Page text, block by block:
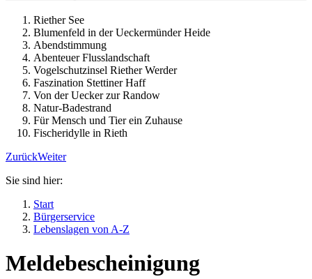
Riether See
Blumenfeld in der Ueckermünder Heide
Abendstimmung
Abenteuer Flusslandschaft
Vogelschutzinsel Riether Werder
Faszination Stettiner Haff
Von der Uecker zur Randow
Natur-Badestrand
Für Mensch und Tier ein Zuhause
Fischeridylle in Rieth
ZurückWeiter
Sie sind hier:
Start
Bürgerservice
Lebenslagen von A-Z
Meldebescheinigung